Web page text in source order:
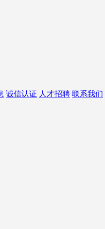
诚信认证 人才招聘 联系我们